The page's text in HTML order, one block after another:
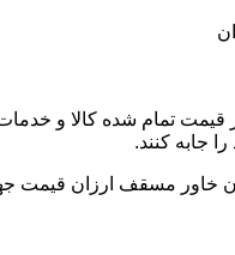
تمام شده کالا و
جابه کنند.
خاور مسقف ارزان قیمت